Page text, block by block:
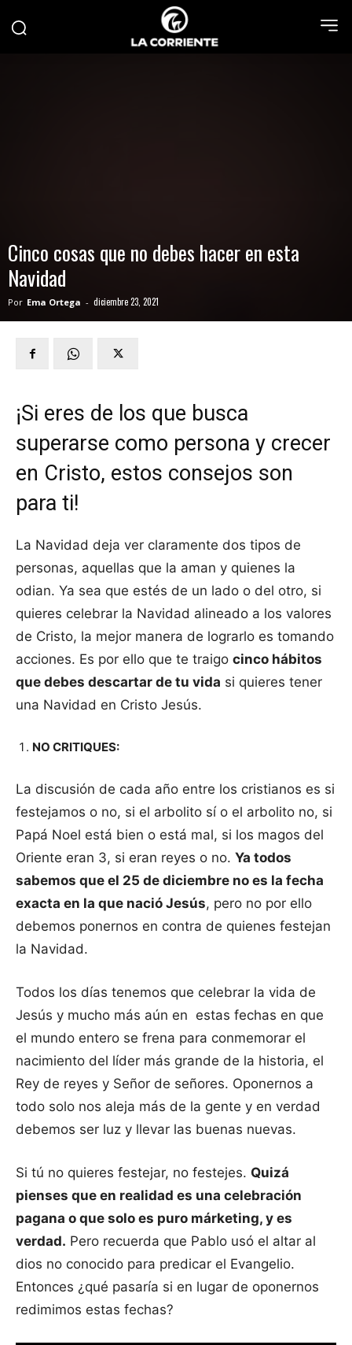
Cinco cosas que no debes hacer en esta
Navidad
Por Ema Ortega - diciembre 23, 2021
¡Si eres de los que busca
superarse como persona y crecer
en Cristo, estos consejos son
para ti!
La Navidad deja ver claramente dos tipos de
personas, aquellas que la aman y quienes la
odian. Ya sea que estés de un lado o del otro, si
quieres celebrar la Navidad alineado a los valores
de Cristo, la mejor manera de lograrlo es tomando
acciones. Es por ello que te traigo cinco hábitos
que debes descartar de tu vida si quieres tener
una Navidad en Cristo Jesús.
NO CRITIQUES:
La discusión de cada año entre los cristianos es si
festejamos o no, si el arbolito sí o el arbolito no, si
Papá Noel está bien o está mal, si los magos del
Oriente eran 3, si eran reyes o no. Ya todos
sabemos que el 25 de diciembre no es la fecha
exacta en la que nació Jesús, pero no por ello
debemos ponernos en contra de quienes festejan
la Navidad.
Todos los días tenemos que celebrar la vida de
Jesús y mucho más aún en estas fechas en que
el mundo entero se frena para conmemorar el
nacimiento del líder más grande de la historia, el
Rey de reyes y Señor de señores. Oponernos a
todo solo nos aleja más de la gente y en verdad
debemos ser luz y llevar las buenas nuevas.
Si tú no quieres festejar, no festejes. Quizá
pienses que en realidad es una celebración
pagana o que solo es puro márketing, y es
verdad. Pero recuerda que Pablo usó el altar al
dios no conocido para predicar el Evangelio.
Entonces ¿qué pasaría si en lugar de oponernos
redimimos estas fechas?